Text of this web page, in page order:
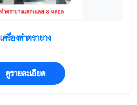
เครื่องทำตรายาง
ดูรายละเอียด